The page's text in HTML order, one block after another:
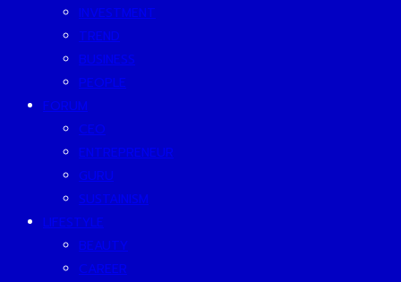
INVESTMENT
TREND
BUSINESS
PEOPLE
FORUM
CEO
ENTREPRENEUR
GURU
SUSTAINISM
LIFESTYLE
BEAUTY
CAREER